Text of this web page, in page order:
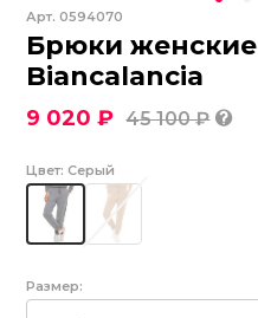
Арт.0594070
Брюки женские
Biancalancia
9 020 ₽ 45 100 ₽
Цвет: Серый
Размер: